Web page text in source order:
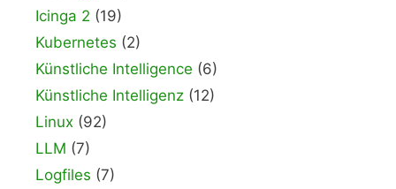
Icinga 2 (19)
Kubernetes (2)
Künstliche Intelligence (6)
Künstliche Intelligenz (12)
Linux (92)
LLM (7)
Logfiles (7)